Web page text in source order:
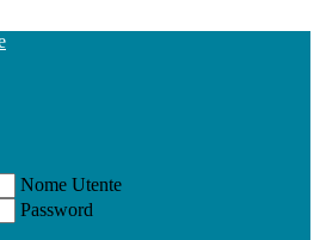
Nome Utente
Password